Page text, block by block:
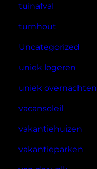
tuinafval
turnhout
Uncategorized
uniek logeren
uniek overnachten
vacansoleil
vakantiehuizen
vakantieparken